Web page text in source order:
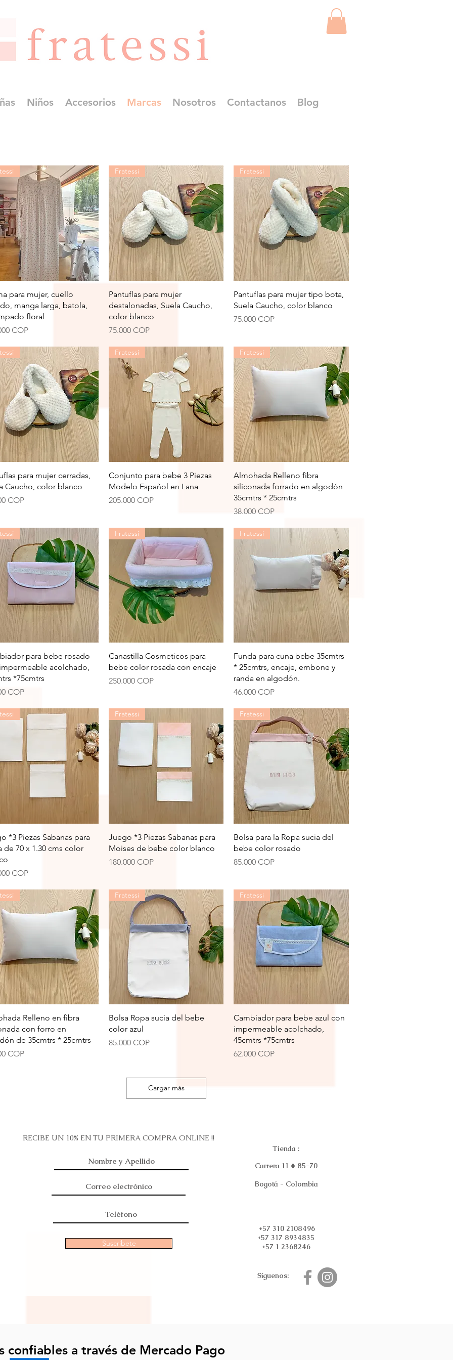
Niños Accesorios Marcas Nosotros Contactanos Blog
Vista rápida
para mujer, cuello
manga larga, batola,
floral
COP
Vista rápida
Fratessi
Pantuflas para mujer
destalonadas, Suela Caucho,
color blanco
Precio
75.000 COP
Vista rápida
Fratessi
Pantuflas para mujer tipo bota,
Suela Caucho, color blanco
Precio
75.000 COP
Vista rápida
para mujer cerradas,
Caucho, color blanco
COP
Vista rápida
Fratessi
Conjunto para bebe 3 Piezas
Modelo Español en Lana
Precio
205.000 COP
Vista rápida
Fratessi
Almohada Relleno fibra
siliconada forrado en algodón
35cmtrs * 25cmtrs
Precio
38.000 COP
Vista rápida
para bebe rosado
acolchado,
*75cmtrs
COP
Vista rápida
Fratessi
Canastilla Cosmeticos para
bebe color rosada con encaje
Precio
250.000 COP
Vista rápida
Fratessi
Funda para cuna bebe 35cmtrs
* 25cmtrs, encaje, embone y
randa en algodón.
Precio
46.000 COP
Vista rápida
*3 Piezas Sabanas para
de 70 x 1.30 cms color
COP
Vista rápida
Fratessi
Juego *3 Piezas Sabanas para
Moises de bebe color blanco
Precio
180.000 COP
Vista rápida
Fratessi
Bolsa para la Ropa sucia del
bebe color rosado
Precio
85.000 COP
Vista rápida
Relleno en fibra
con forro en
de 35cmtrs * 25cmtrs
COP
Vista rápida
Fratessi
Bolsa Ropa sucia del bebe
color azul
Precio
85.000 COP
Vista rápida
Fratessi
Cambiador para bebe azul con
impermeable acolchado,
45cmtrs *75cmtrs
Precio
62.000 COP
Cargar más
RECIBE UN 10% EN TU PRIMERA COMPRA ONLINE !!
Suscribete
Tienda :
Carrera 11 # 85-70
Bogotá - Colombia
+57 310 2108496
+57 317 8934835
+57 1 2368246
Síguenos:
confiables a través de Mercado Pago